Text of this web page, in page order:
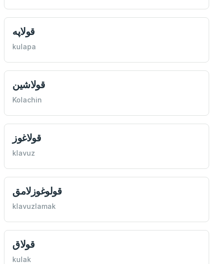
قولاپه
kulapa
قولاشين
Kolachin
قولاغوز
klavuz
قولوغوزلامق
klavuzlamak
قولاق
kulak